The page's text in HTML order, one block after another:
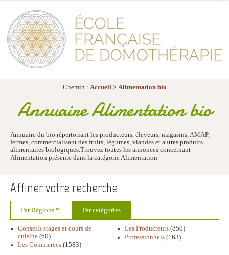
Chemin : Accueil> Alimentation bio
Annuaire Alimentation bio
Annuaire du bio répertoriant les producteurs, éleveurs, magasins, AMAP,
fermes, commercialisant des fruits, légumes, viandes et autres produits
alimentaires biologiques.Trouvez toutes les annonces concernant
Alimentation présente dans la catégorie Alimentation
Affiner votre recherche
Par Régions * Par catégories
Conseils stages et cours de
cuisine (60)
Les Commerces (1583)
Les Producteurs (850)
Professionnels (163)